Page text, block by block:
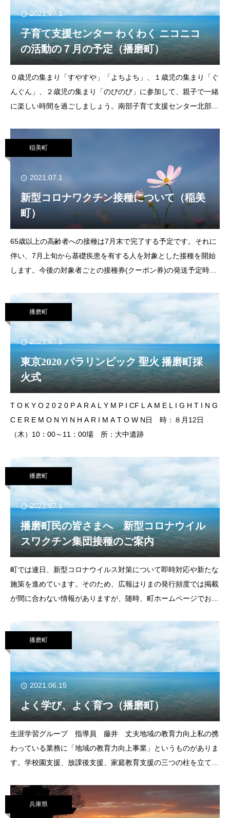
2021.07.1
子育て支援センター わくわく ニコニコ
の活動の７月の予定（播磨町）
０歳児の集まり「すやすや」「よちよち」、１歳児の集まり「ぐ
んぐん」、２歳児の集まり「のびのび」に参加して、親子で一緒
に楽しい時間を過ごしましょう。南部子育て支援センター北部子
稲美町
2021.07.1
新型コロナワクチン接種について（稲美
町）
65歳以上の高齢者への接種は7月末で完了する予定です。それに
伴い、7月上旬から基礎疾患を有する人を対象とした接種を開始
します。今後の対象者ごとの接種券(クーポン券)の発送予定時
(予定)日及び接種開始(予定)日
播磨町
2021.07.1
東京2020 パラリンピック 聖火 播磨町採
火式
T O K Y O 2 0 2 0 P A R A L Y M P I CF L A M E L I G H T I N G
C E R E M O N YI N H A R I M A T O W N日 時：８月12日
（木）10：00～11：00場 所：大中遺跡
播磨町
2021.07.1
播磨町民の皆さまへ 新型コロナウイル
スワクチン集団接種のご案内
町では連日、新型コロナウイルス対策について即時対応や新たな
施策を進めています。そのため、広報はりまの発行頻度では掲載
が間に合わない情報がありますが、随時、町ホームページでお知
郵便物が届いたときにはすぐに開封してご確認く
播磨町
2021.06.15
よく学び、よく育つ（播磨町）
生涯学習グループ 指導員 藤井 丈夫地域の教育力向上私の携
わっている業務に「地域の教育力向上事業」というものがありま
す。学校園支援、放課後支援、家庭教育支援の三つの柱を立て、
ている地域の教育力を向上していくとはどう
兵庫県